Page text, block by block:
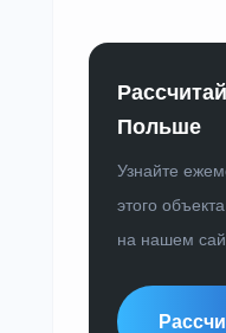
Польше
Узнайте
этого
на нашем